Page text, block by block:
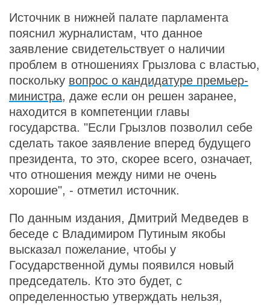
Источник в нижней палате парламента
пояснил журналистам, что данное
заявление свидетельствует о наличии
проблем в отношениях Грызлова с властью,
поскольку вопрос о кандидатуре премьер-
министра, даже если он решен заранее,
находится в компетенции главы
государства. "Если Грызлов позволил себе
сделать такое заявление вперед будущего
президента, то это, скорее всего, означает,
что отношения между ними не очень
хорошие", - отметил источник.
По данным издания, Дмитрий Медведев в
беседе с Владимиром Путиным якобы
высказал пожелание, чтобы у
Государственной думы появился новый
председатель. Кто это будет, с
определенностью утверждать нельзя,